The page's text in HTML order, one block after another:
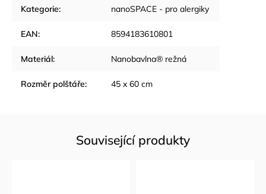
Kategorie: nanoSPACE - pro alergiky
EAN: 8594183610801
Materiál: Nanobavlna® režná
Rozměr polštáře: 45 x 60 cm
Související produkty